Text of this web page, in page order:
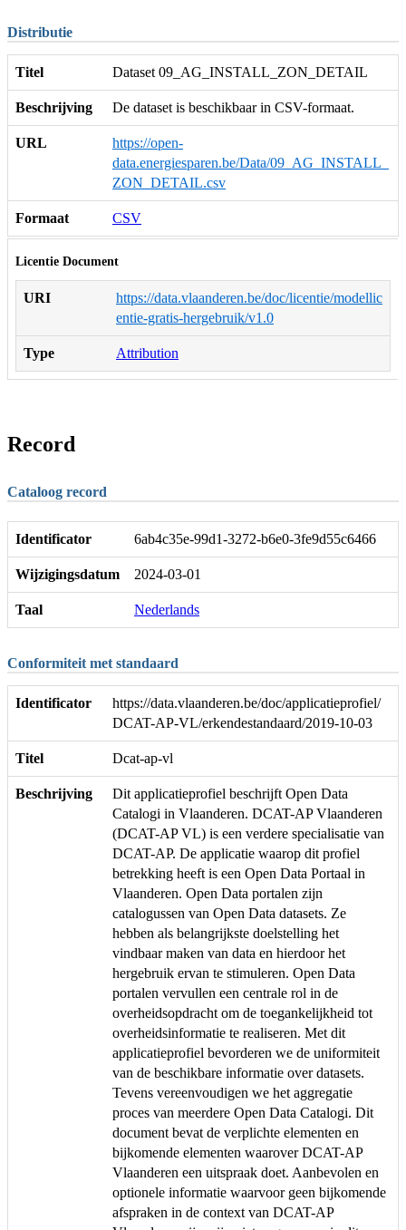
Distributie
Titel Dataset 09_AG_INSTALL_ZON_DETAIL
Beschrijving De dataset is beschikbaar in CSV-formaat.
URL
https://open-
data.energiesparen.be/Data/09_AG_INSTALL_
ZON_DETAIL.csv
Formaat CSV
Licentie Document
URI
https://data.vlaanderen.be/doc/licentie/modellic
entie-gratis-hergebruik/v1.0
Type Attribution
Record
Cataloog record
Identificator 6ab4c35e-99d1-3272-b6e0-3fe9d55c6466
Wijzigingsdatum 2024-03-01
Taal Nederlands
Conformiteit met standaard
Identificator
https://data.vlaanderen.be/doc/applicatieprofiel/
DCAT-AP-VL/erkendestandaard/2019-10-03
Titel Dcat-ap-vl
Beschrijving
Dit applicatieprofiel beschrijft Open Data
Catalogi in Vlaanderen. DCAT-AP Vlaanderen
(DCAT-AP VL) is een verdere specialisatie van
DCAT-AP. De applicatie waarop dit profiel
betrekking heeft is een Open Data Portaal in
Vlaanderen. Open Data portalen zijn
catalogussen van Open Data datasets. Ze
hebben als belangrijkste doelstelling het
vindbaar maken van data en hierdoor het
hergebruik ervan te stimuleren. Open Data
portalen vervullen een centrale rol in de
overheidsopdracht om de toegankelijkheid tot
overheidsinformatie te realiseren. Met dit
applicatieprofiel bevorderen we de uniformiteit
van de beschikbare informatie over datasets.
Tevens vereenvoudigen we het aggregatie
proces van meerdere Open Data Catalogi. Dit
document bevat de verplichte elementen en
bijkomende elementen waarover DCAT-AP
Vlaanderen een uitspraak doet. Aanbevolen en
optionele informatie waarvoor geen bijkomende
afspraken in de context van DCAT-AP